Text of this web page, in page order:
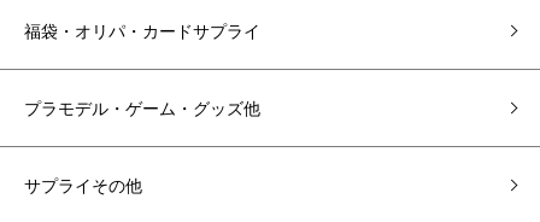
福袋・オリパ・カードサプライ
プラモデル・ゲーム・グッズ他
サプライその他